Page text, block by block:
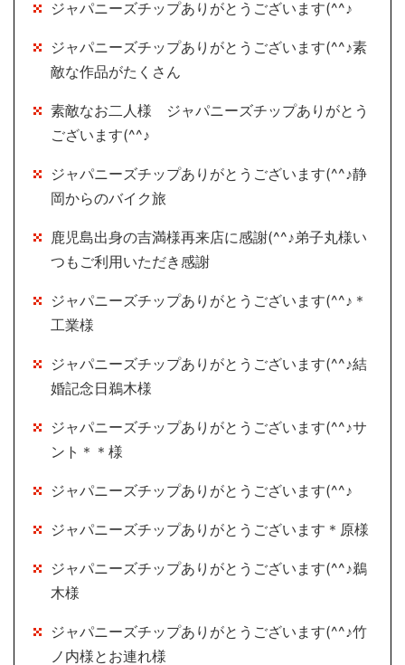
ジャパニーズチップありがとうございます(^^♪
ジャパニーズチップありがとうございます(^^♪素
敵な作品がたくさん
素敵なお二人様 ジャパニーズチップありがとう
ございます(^^♪
ジャパニーズチップありがとうございます(^^♪静
岡からのバイク旅
鹿児島出身の吉満様再来店に感謝(^^♪弟子丸様い
つもご利用いただき感謝
ジャパニーズチップありがとうございます(^^♪＊
工業様
ジャパニーズチップありがとうございます(^^♪結
婚記念日鵜木様
ジャパニーズチップありがとうございます(^^♪サ
ント＊＊様
ジャパニーズチップありがとうございます(^^♪
ジャパニーズチップありがとうございます＊原様
ジャパニーズチップありがとうございます(^^♪鵜
木様
ジャパニーズチップありがとうございます(^^♪竹
ノ内様とお連れ様